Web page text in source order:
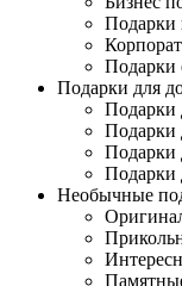
Подарки
Подарки
Подарки для
Подарки
Подарки
Подарки
Подарки
Необычные